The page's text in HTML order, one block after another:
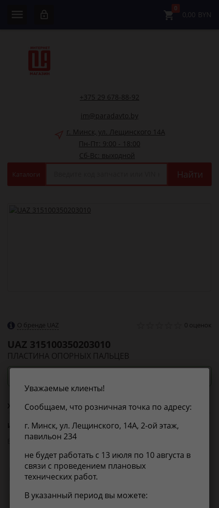
0
0,00 BYN
+375 29 678-88-92
im@paradavto.by
г. Минск, ул. Лещинского 14А
Пн-Пт: 9:00 - 18:00
Сб-Вс: выходной
Каталоги Найти
О бренде UAZ 0 оценок
UAZ 315100350203010
ПЛАСТИНА ОПОРНЫХ ПАЛЬЦЕВ
Характеристики
Из справочника ABCP
Вес, кг:
Применимость Отзывы
Уважаемые клиенты!
Сообщаем, что розничная точка по адресу:
г. Минск, ул. Лещинского, 14А, 2-ой этаж,
павильон 234
не будет работать с 13 июля по 10 августа в
связи с проведением плановых
технических работ.
В указанный период вы можете: